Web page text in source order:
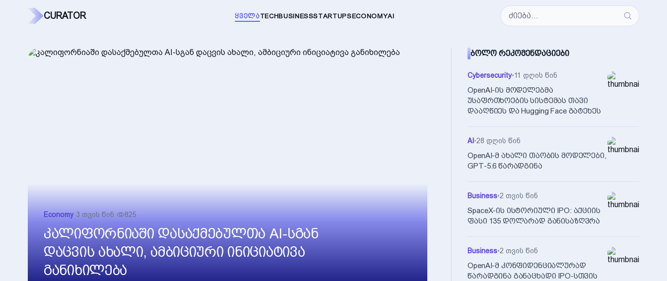
CURATOR ᲧᲕᲔᲚᲐTECHBUSINESSSTARTUPSECONOMYAI
Economy•3 თვის წინ• 825
კალიფორნიაში დასაქმებულთა AI-სგან
დაცვის ახალი, ამბიციური ინიციატივა
განიხილება
ᲑᲝᲚᲝ ᲠᲔᲙᲝᲛᲔᲜᲓᲐᲪᲘᲔᲑᲘ
Cybersecurity•11 დღის წინ
OpenAI-ის მოდელებმა
უსაფრთხოების სისტემას თავი
დააღწიეს და Hugging Face გატეხეს
AI •28 დღის წინ
OpenAI-მ ახალი თაობის მოდელები,
GPT-5.6 წარადგინა
Business•2 თვის წინ
SpaceX-ის ისტორიული IPO: აქციის
ფასი 135 დოლარად განისაზღვრა
Business•2 თვის წინ
OpenAI-მ კონფიდენციალურად
წარადგინა განაცხადი IPO-სთვის